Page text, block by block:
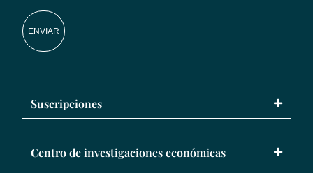
ENVIAR
Suscripciones
Centro de investigaciones económicas